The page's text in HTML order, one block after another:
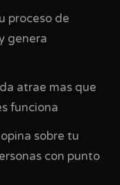
proceso de
genera
atrae mas que
funciona
opina sobre tu
con punto